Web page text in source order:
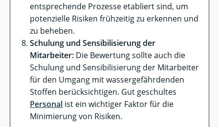
entsprechende Prozesse etabliert sind, um
potenzielle Risiken frühzeitig zu erkennen und
zu beheben.
Schulung und Sensibilisierung der
Mitarbeiter: Die Bewertung sollte auch die
Schulung und Sensibilisierung der Mitarbeiter
für den Umgang mit wassergefährdenden
Stoffen berücksichtigen. Gut geschultes
Personal ist ein wichtiger Faktor für die
Minimierung von Risiken.